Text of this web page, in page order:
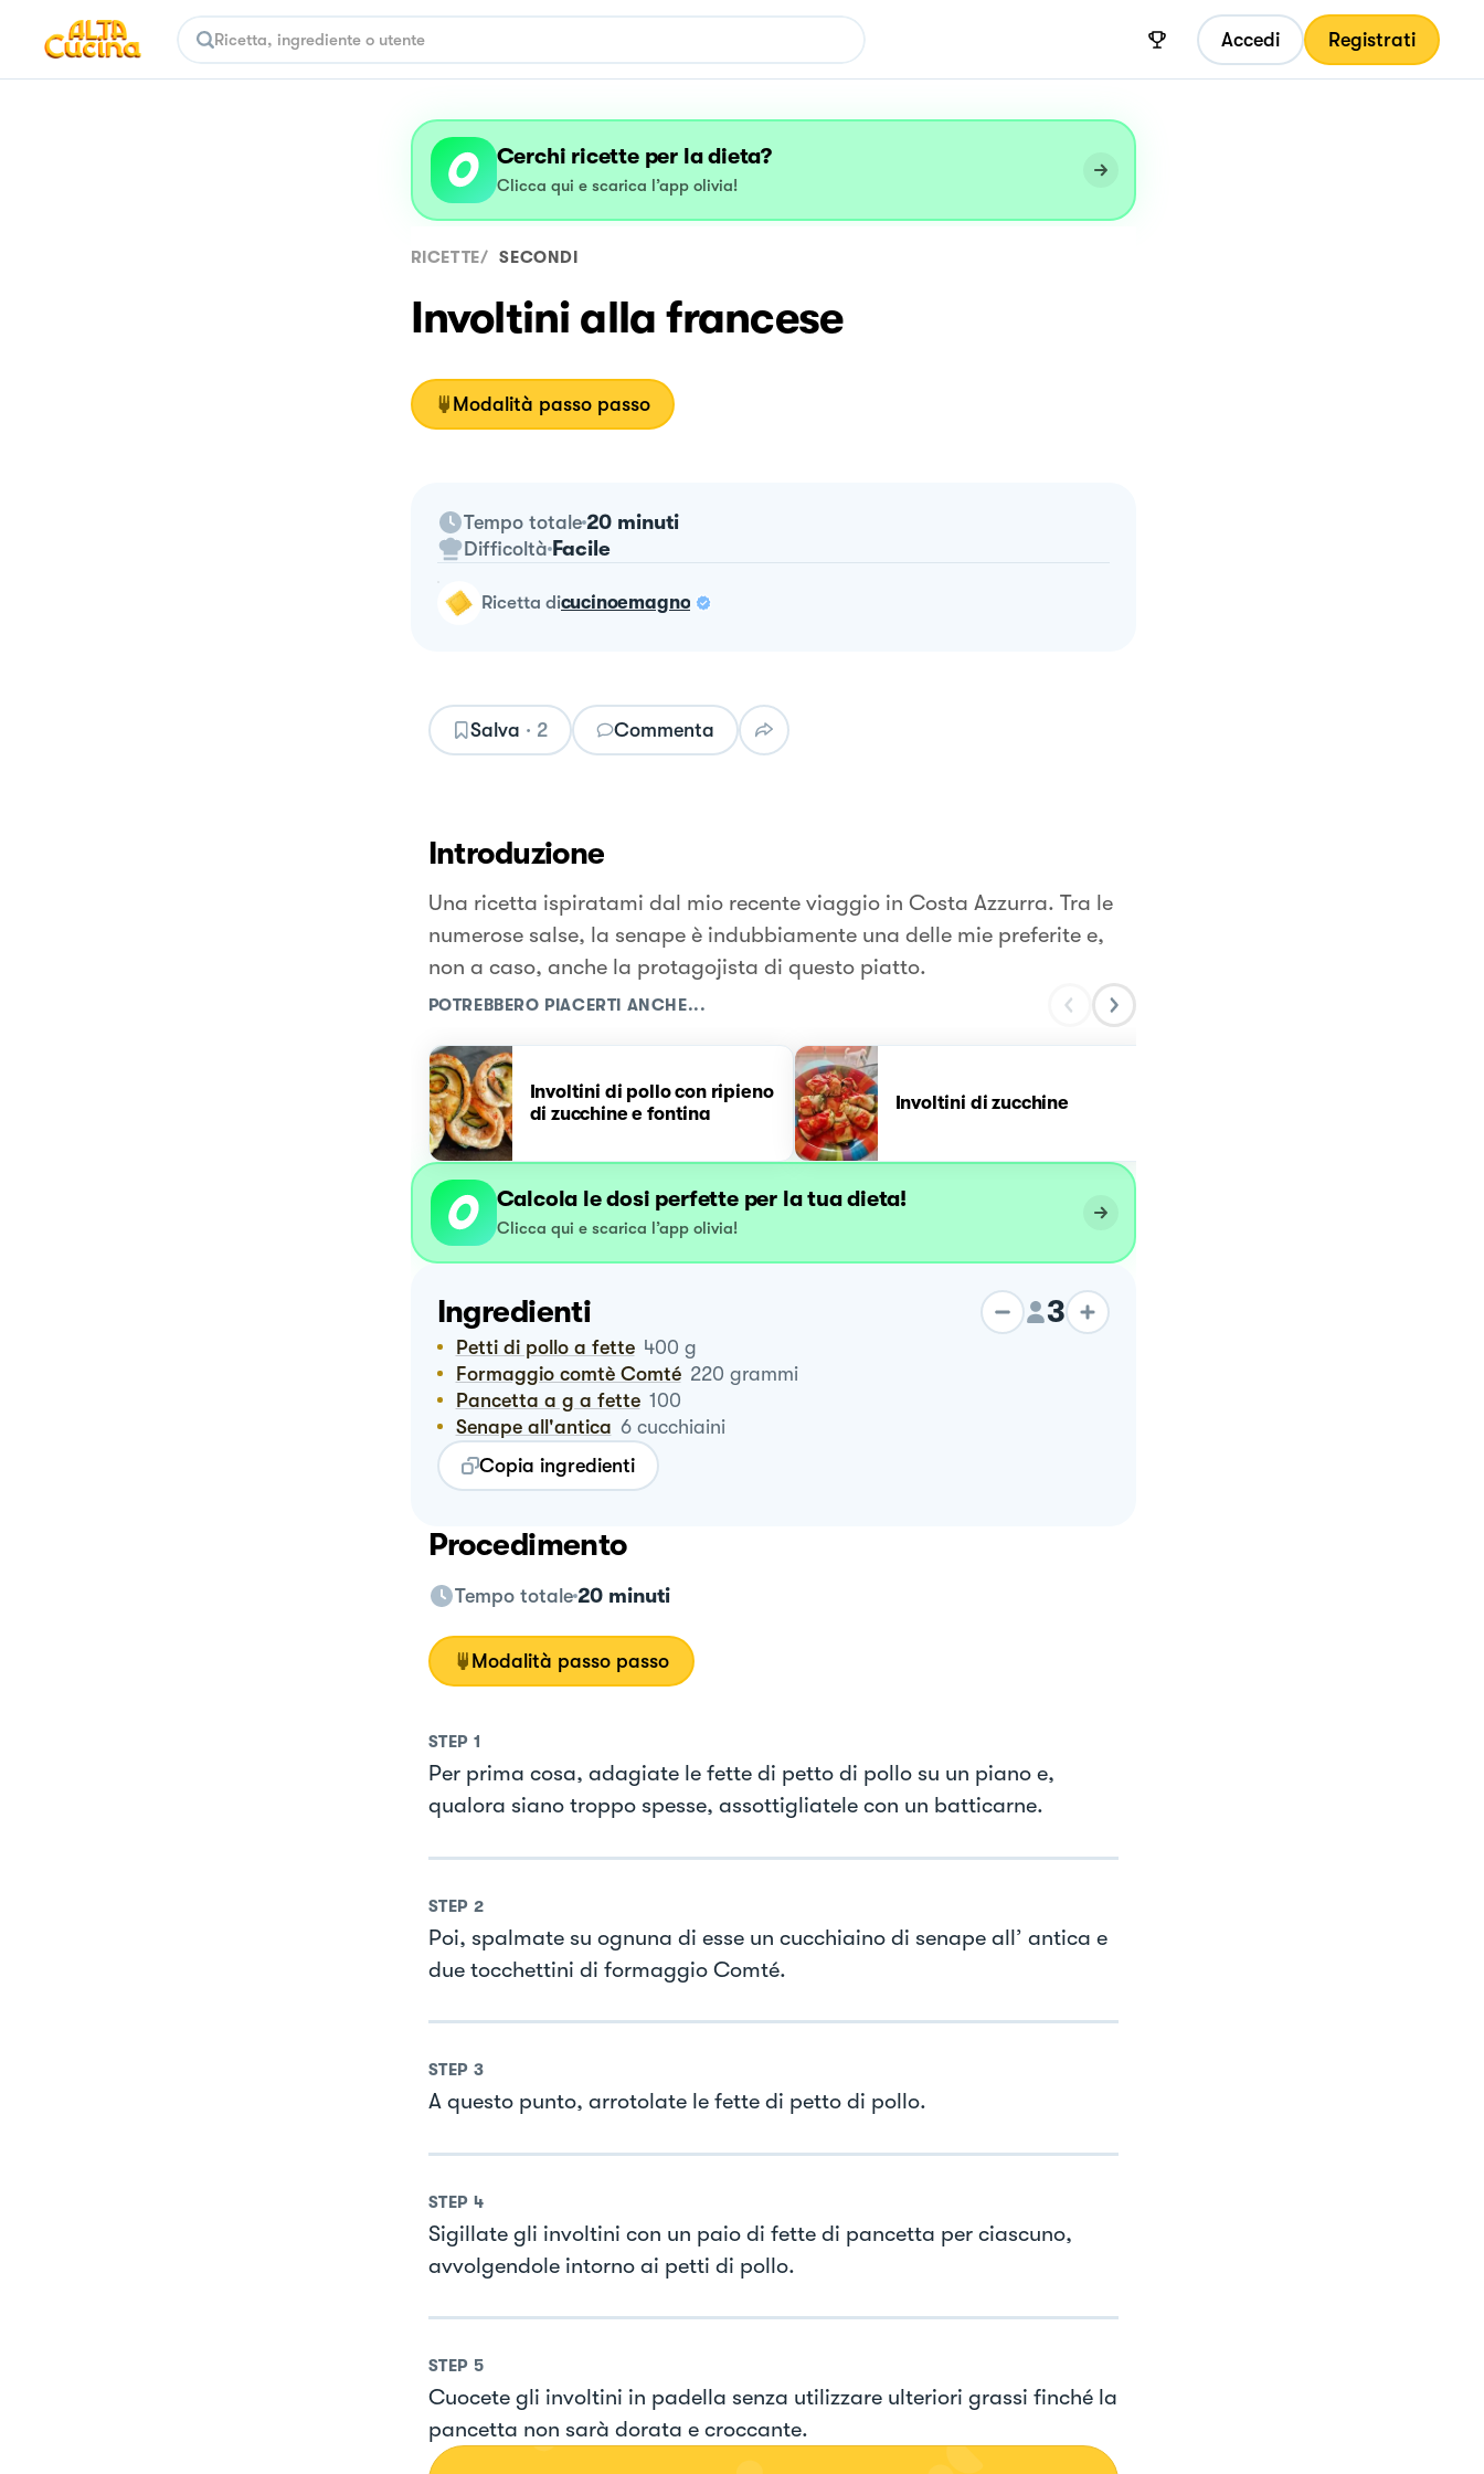
Accedi Registrati
Cerchi ricette per la dieta?
Clicca qui e scarica l’app olivia!
RICETTE/ SECONDI
Involtini alla francese
Modalità passo passo
Tempo totale 20 minuti
Difficoltà Facile
ricetta dicucinoemagno
Salva · 2 Commenta
Introduzione
Una ricetta ispiratami dal mio recente viaggio in Costa Azzurra. Tra le
numerose salse, la senape è indubbiamente una delle mie preferite e,
non a caso, anche la protagojista di questo piatto.
POTREBBERO PIACERTI ANCHE...
Involtini di pollo con ripieno
di zucchine e fontina
Involtini di zucchine
Calcola le dosi perfette per la tua dieta!
Clicca qui e scarica l’app olivia!
Ingredienti 3
Petti di pollo a fette 400 g
Formaggio comtè Comté 220 grammi
Pancetta a g a fette 100
Senape all'antica 6 cucchiaini
Copia ingredienti
Procedimento
Tempo totale 20 minuti
Modalità passo passo
STEP 1
Per prima cosa, adagiate le fette di petto di pollo su un piano e,
qualora siano troppo spesse, assottigliatele con un batticarne.
STEP 2
Poi, spalmate su ognuna di esse un cucchiaino di senape all’ antica e
due tocchettini di formaggio Comté.
STEP 3
A questo punto, arrotolate le fette di petto di pollo.
STEP 4
Sigillate gli involtini con un paio di fette di pancetta per ciascuno,
avvolgendole intorno ai petti di pollo.
STEP 5
Cuocete gli involtini in padella senza utilizzare ulteriori grassi finché la
pancetta non sarà dorata e croccante.